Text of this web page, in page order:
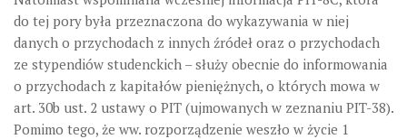
do tej pory była przeznaczona do wykazywania w niej
danych o przychodach z innych źródeł oraz o przychodach
ze stypendiów studenckich – służy obecnie do informowania
o przychodach z kapitałów pieniężnych, o których mowa w
art. 30b ust. 2 ustawy o PIT (ujmowanych w zeznaniu PIT-38).
Pomimo tego, że ww. rozporządzenie weszło w życie 1